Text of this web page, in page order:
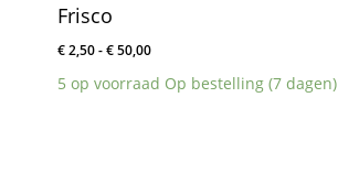
Frisco
€2,50-€50,00Prijsklasse:
€ 2,50
5 op voorraad Op bestelling (7 dagen)